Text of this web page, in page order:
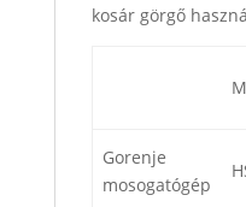
kosár görgő
Gorenje
mosogatógép